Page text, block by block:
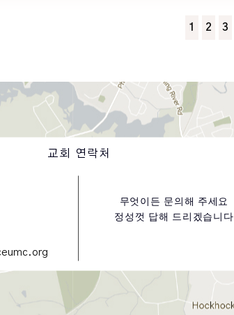
1 2 3
교회 연락처
무엇이든 문의해 주세요
정성껏 답해 드리겠습니다